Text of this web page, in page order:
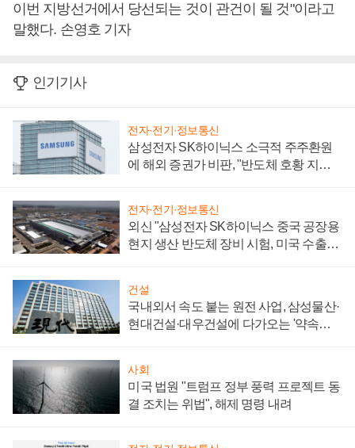
이번 지방선거에서 당선되는 것이 관건이 될 것"이라고
말했다. 손영호 기자
인기기사
전자·전기·정보통신
삼성전자 SK하이닉스 소극적 주주환원
에 해외 증권가 비판, "반도체 호황 지속
전자·전기·정보통신
외신 "삼성전자 SK하이닉스 중국 공장용
현지 생산 반도체 장비 시험, 미국 수출통
건설
국내외서 속도 붙는 원전 사업, 삼성물산·
현대건설·대우건설에 다가오는 '약속의
사회
미국 법원 "트럼프 정부 풍력 프로젝트 동
결 조치는 위법", 해제 명령 내려